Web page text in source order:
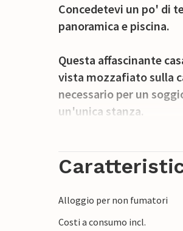
Concedetevi un po' di
panoramica e piscina.
Questa affascinante
vista mozzafiato sulla
necessario per un
un'unica stanza.
L'ampio spazio
privata invita a fare
I dintorni tranquilli
Alloggio per non fumatori
Costi a consumo incl.